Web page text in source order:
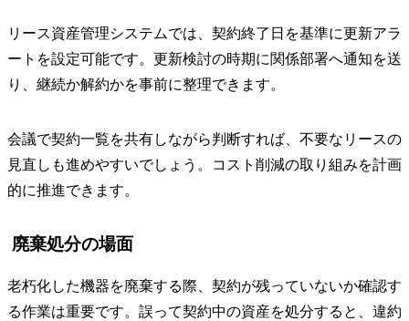
リース資産管理システムでは、契約終了日を基準に更新アラ
ートを設定可能です。更新検討の時期に関係部署へ通知を送
り、継続か解約かを事前に整理できます。
会議で契約一覧を共有しながら判断すれば、不要なリースの
見直しも進めやすいでしょう。コスト削減の取り組みを計画
的に推進できます。
廃棄処分の場面
老朽化した機器を廃棄する際、契約が残っていないか確認す
る作業は重要です。誤って契約中の資産を処分すると、違約